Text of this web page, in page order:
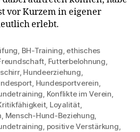
vor Kurzem in eigener
erlebt.
, BH-Training, ethisches
, Futterbelohnung,
, Hundeerziehung,
, Hundesportverein,
, Konflikte im Verein,
, Loyalität,
, Mensch-Hund-Beziehung,
, positive Verstärkung,